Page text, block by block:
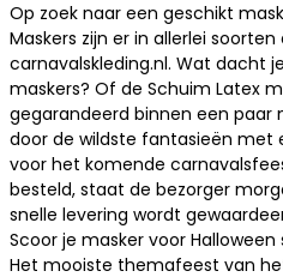
Op zoek naar een geschikt
Maskers zijn er in allerlei
carnavalskleding.nl. Wat dacht
maskers? Of de Schuim Latex
gegarandeerd binnen een paar
door de wildste fantasieën met
voor het komende
besteld, staat de bezorger
snelle levering wordt
Scoor je masker voor Halloween
Het mooiste themafeest van